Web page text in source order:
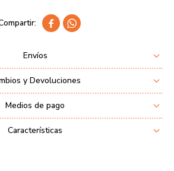
 
Envíos
y Devoluciones
Medios de pago
Características